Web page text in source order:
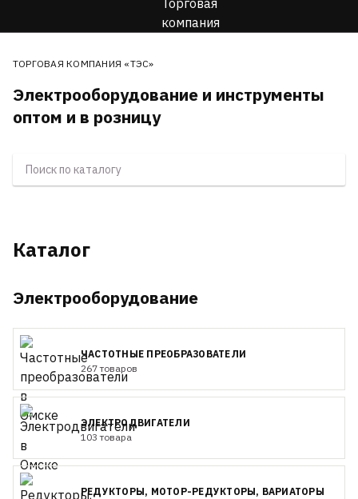
ТОРГОВАЯ КОМПАНИЯ «ТЭС»
Электрооборудование и инструменты
оптом и в розницу
Каталог
Электрооборудование
ЧАСТОТНЫЕ ПРЕОБРАЗОВАТЕЛИ
267 товаров
ЭЛЕКТРОДВИГАТЕЛИ
103 товара
РЕДУКТОРЫ, МОТОР-РЕДУКТОРЫ, ВАРИАТОРЫ